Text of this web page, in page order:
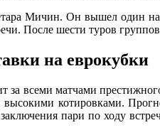
Мичин. Он вышел один
После шести туров
на еврокубки
за всеми матчами
высокими котировками.
пари по ходу